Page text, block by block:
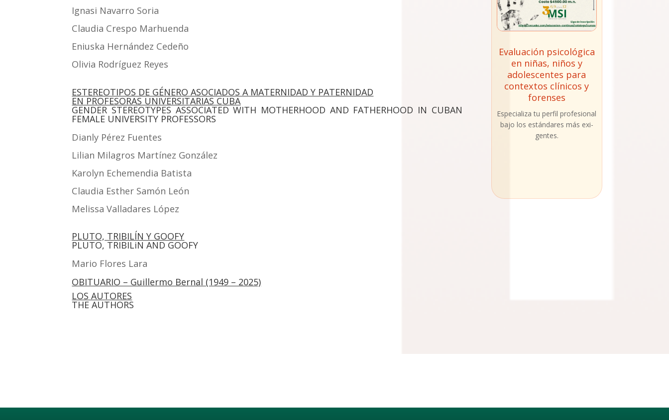
Igna­si Nava­rro Soria
Clau­dia Cres­po Marhuen­da
Enius­ka Her­nán­dez Cede­ño
Oli­via Rodrí­guez Reyes
ESTEREOTIPOS DE GÉNERO ASOCIADOS A MATERNIDAD Y PATERNIDAD
EN PROFESORAS UNIVERSITARIAS CUBA
GENDER STEREOTYPES ASSOCIATED WITH MOTHERHOOD AND FATHERHOOD IN CUBAN
FEMALE UNIVERSITY PROFESSORS
Dianly Pérez Fuen­tes
Lilian Mila­gros Mar­tí­nez Gon­zá­lez
Karolyn Eche­men­dia Batis­ta
Clau­dia Esther Samón León
Melis­sa Valla­da­res López
PLUTO, TRIBILÍN Y GOOFY
PLUTO, TRIBILiN AND GOOFY
Mario Flo­res Lara
OBITUARIO – Guillermo Bernal (1949 – 2025)
LOS AUTORES
THE AUTHORS
Evaluación psicológica
en niñas, niños y
adolescentes para
contextos clínicos y
forenses
​
Espe­cia­li­za tu per­fil pro­fe­sio­nal
bajo los están­da­res más exi­
gen­tes.